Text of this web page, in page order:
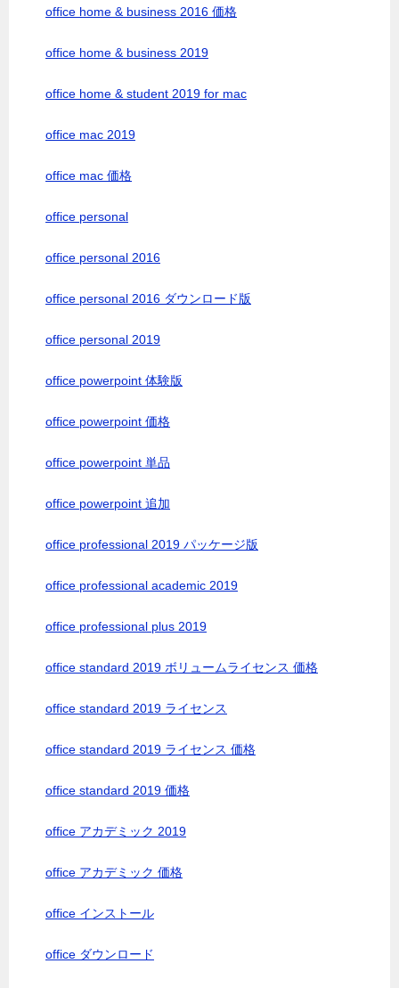
office home & business 2016 価格
office home & business 2019
office home & student 2019 for mac
office mac 2019
office mac 価格
office personal
office personal 2016
office personal 2016 ダウンロード版
office personal 2019
office powerpoint 体験版
office powerpoint 価格
office powerpoint 単品
office powerpoint 追加
office professional 2019 パッケージ版
office professional academic 2019
office professional plus 2019
office standard 2019 ボリュームライセンス 価格
office standard 2019 ライセンス
office standard 2019 ライセンス 価格
office standard 2019 価格
office アカデミック 2019
office アカデミック 価格
office インストール
office ダウンロード